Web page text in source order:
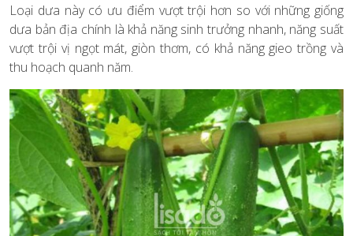
Loại dưa này có ưu điểm vượt trội hơn so với những giống
dưa bản địa chính là khả năng sinh trưởng nhanh, năng suất
vượt trội vị ngọt mát, giòn thơm, có khả năng gieo trồng và
thu hoạch quanh năm.